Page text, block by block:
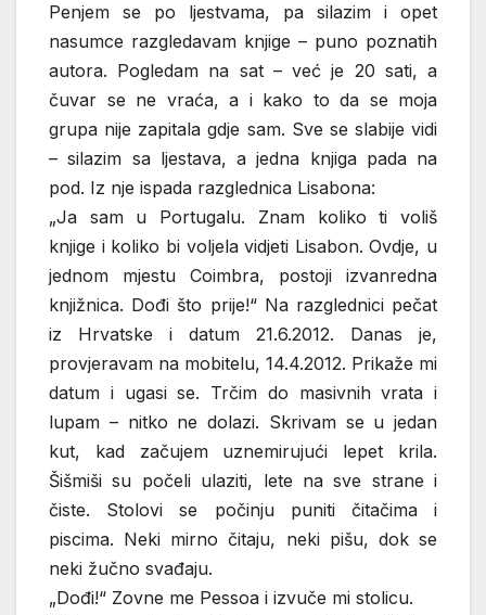
Penjem se po ljestvama, pa silazim i opet
nasumce razgledavam knjige – puno poznatih
autora. Pogledam na sat – već je 20 sati, a
čuvar se ne vraća, a i kako to da se moja
grupa nije zapitala gdje sam. Sve se slabije vidi
– silazim sa ljestava, a jedna knjiga pada na
pod. Iz nje ispada razglednica Lisabona:
„Ja sam u Portugalu. Znam koliko ti voliš
knjige i koliko bi voljela vidjeti Lisabon. Ovdje, u
jednom mjestu Coimbra, postoji izvanredna
knjižnica. Dođi što prije!“ Na razglednici pečat
iz Hrvatske i datum 21.6.2012. Danas je,
provjeravam na mobitelu, 14.4.2012. Prikaže mi
datum i ugasi se. Trčim do masivnih vrata i
lupam – nitko ne dolazi. Skrivam se u jedan
kut, kad začujem uznemirujući lepet krila.
Šišmiši su počeli ulaziti, lete na sve strane i
čiste. Stolovi se počinju puniti čitačima i
piscima. Neki mirno čitaju, neki pišu, dok se
neki žučno svađaju.
„Dođi!“ Zovne me Pessoa i izvuče mi stolicu.